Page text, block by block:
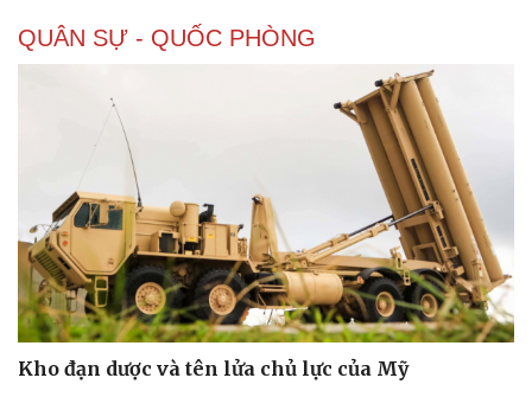
QUÂN SỰ - QUỐC PHÒNG
Kho đạn dược và tên lửa chủ lực của Mỹ